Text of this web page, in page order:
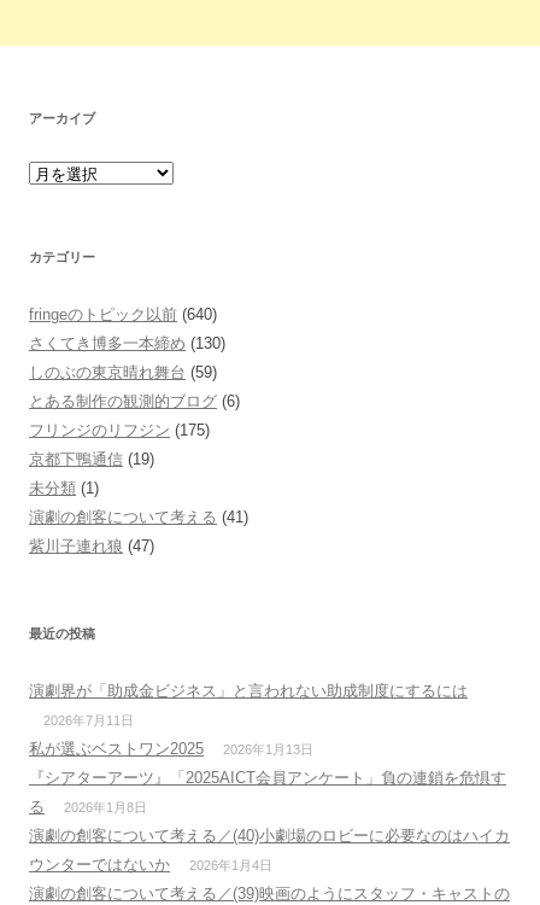
アーカイブ
カテゴリー
fringeのトピック以前 (640)
さくてき博多一本締め (130)
しのぶの東京晴れ舞台 (59)
とある制作の観測的ブログ (6)
フリンジのリフジン (175)
京都下鴨通信 (19)
未分類 (1)
演劇の創客について考える (41)
紫川子連れ狼 (47)
最近の投稿
演劇界が「助成金ビジネス」と言われない助成制度にするには
2026年7月11日
私が選ぶベストワン2025 2026年1月13日
『シアターアーツ』「2025AICT会員アンケート」負の連鎖を危惧す
る
2026年1月8日
演劇の創客について考える／(40)小劇場のロビーに必要なのはハイカ
ウンターではないか
2026年1月4日
演劇の創客について考える／(39)映画のようにスタッフ・キャストの